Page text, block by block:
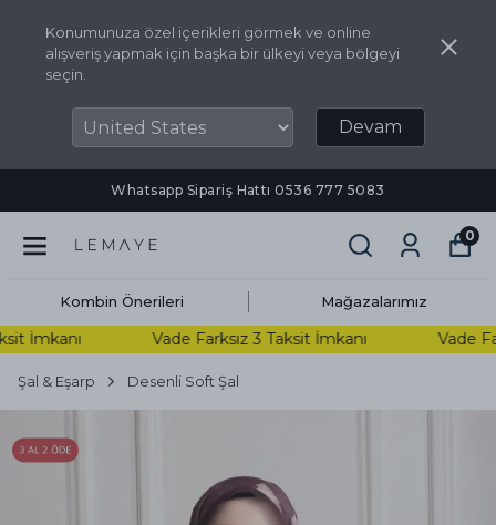
Konumunuza özel içerikleri görmek ve online
alışveriş yapmak için başka bir ülkeyi veya bölgeyi
seçin.
Devam
Whatsapp Sipariş Hattı ‪0536 777 5083‬
0
Kombin Önerileri Mağazalarımız
İmkanı Vade Farksız 3 Taksit İmkanı Vade
Şal & Eşarp Desenli Soft Şal